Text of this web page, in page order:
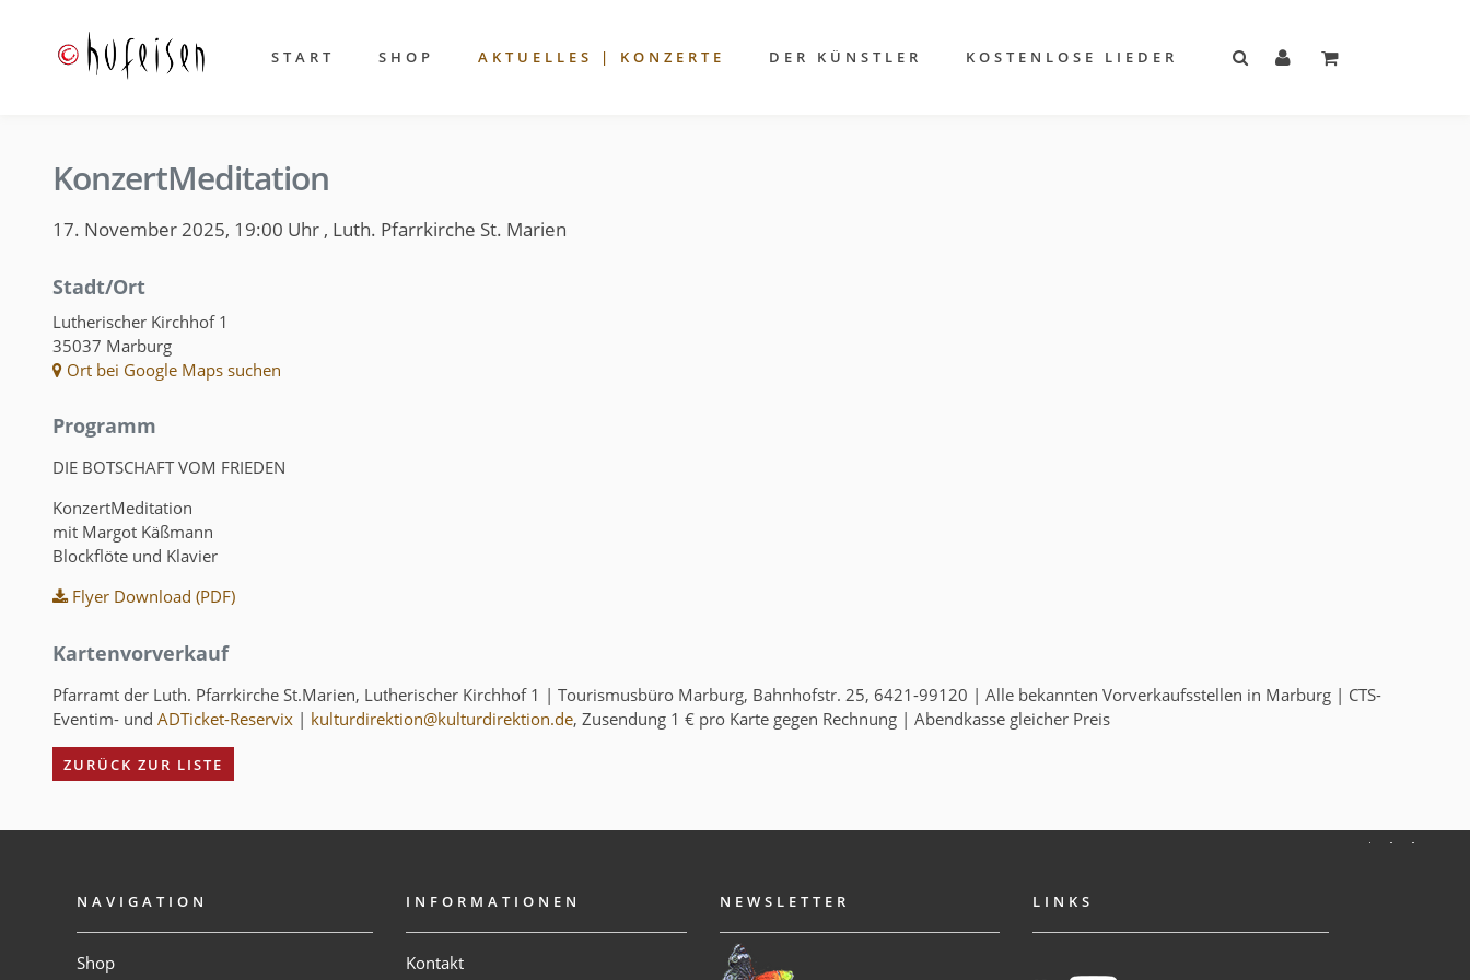
START SHOP AKTUELLES | KONZERTE DER KÜNSTLER KOSTENLOSE LIEDER
KonzertMeditation
17. November 2025, 19:00 Uhr , Luth. Pfarrkirche St. Marien
Stadt/Ort
Lutherischer Kirchhof 1
35037 Marburg
Ort bei Google Maps suchen
Programm
DIE BOTSCHAFT VOM FRIEDEN
KonzertMeditation
mit Margot Käßmann
Blockflöte und Klavier
Flyer Download (PDF)
Kartenvorverkauf
Pfarramt der Luth. Pfarrkirche St.Marien, Lutherischer Kirchhof 1 | Tourismusbüro Marburg, Bahnhofstr. 25, 6421-99120 | Alle bekannten Vorverkaufsstellen in Marburg | CTS-
Eventim- und ADTicket-Reservix | kulturdirektion@kulturdirektion.de, Zusendung 1 € pro Karte gegen Rechnung | Abendkasse gleicher Preis
ZURÜCK ZUR LISTE
NAVIGATION
Shop
INFORMATIONEN
Kontakt
NEWSLETTER LINKS